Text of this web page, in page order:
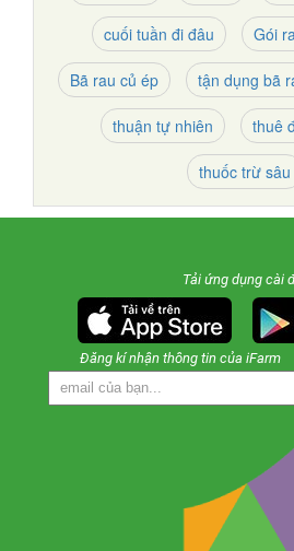
cuối tuần đi đâu Gói
Bã rau củ ép tận dụng bã
thuận tự nhiên thuê
thuốc trừ sâu
Tải ứng dụng cài
Đăng kí nhận thông tin của iFarm